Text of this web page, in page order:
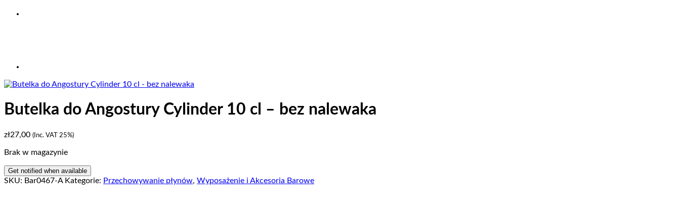
Butelka do Angostury Cylinder 10 cl – bez nalewaka
zł27,00 (Inc. VAT 25%)
Brak w magazynie
SKU: Bar0467-A Kategorie: Przechowywanie płynów, Wyposażenie i Akcesoria Barowe